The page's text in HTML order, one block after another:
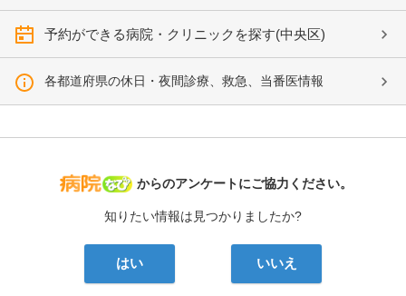
予約ができる病院・クリニックを探す(中央区)
各都道府県の休日・夜間診療、救急、当番医情報
病院なび
からのアンケートにご協力ください。
知りたい情報は見つかりましたか?
はい いいえ